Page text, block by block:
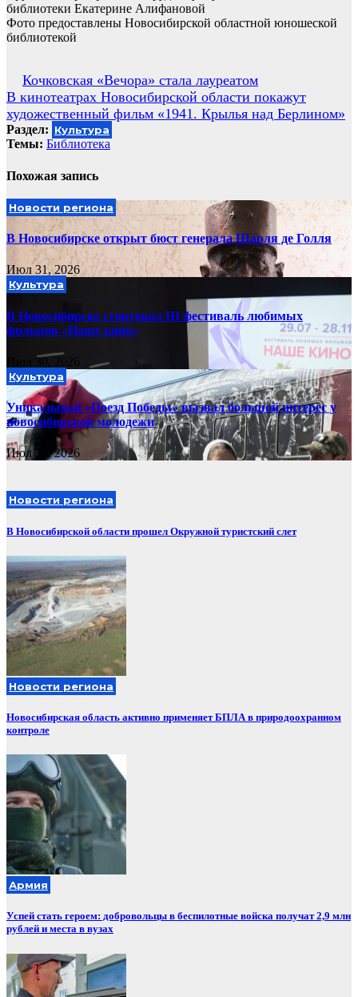
библиотеки Екатерине Алифановой
Фото предоставлены Новосибирской областной юношеской
библиотекой
Навигация
по
записям
Кочковская «Вечора» стала лауреатом
В кинотеатрах Новосибирской области покажут
художественный фильм «1941. Крылья над Берлином»
Раздел: Культура
Темы: Библиотека
Похожая запись
Новости региона
В Новосибирске открыт бюст генерала Шарля де Голля
Июл 31, 2026
Культура
В Новосибирске стартовал III фестиваль любимых
фильмов «Наше кино»
Июл 30, 2026
Культура
Уникальный «Поезд Победы» вызвал большой интерес у
новосибирской молодежи
Июл 30, 2026
Новости региона
В Новосибирской области прошел Окружной туристский слет
Новости региона
Новосибирская область активно применяет БПЛА в природоохранном
контроле
Армия
Успей стать героем: добровольцы в беспилотные войска получат 2,9 млн
рублей и места в вузах